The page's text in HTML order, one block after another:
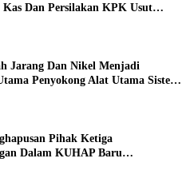
Kas Dan Persilakan KPK Usut
Jarang Dan Nikel Menjadi
Penyokong Alat Utama Sistem
Pihak Ketiga
Dalam KUHAP Baru